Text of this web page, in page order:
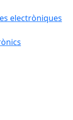
electròniques